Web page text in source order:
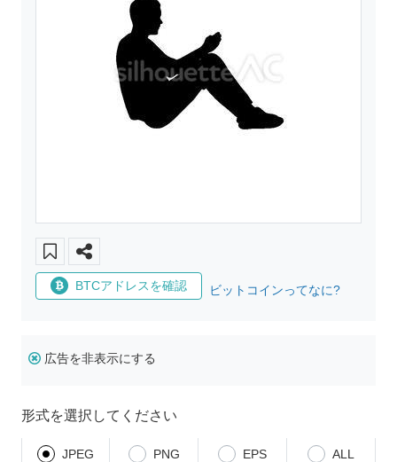
BTCアドレスを確認 ビットコインってなに?
広告を非表示にする
形式を選択してください
JPEG PNG EPS ALL